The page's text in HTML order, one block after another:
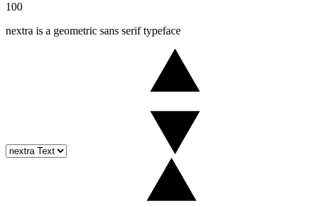
100
nextra is a geometric sans serif typeface